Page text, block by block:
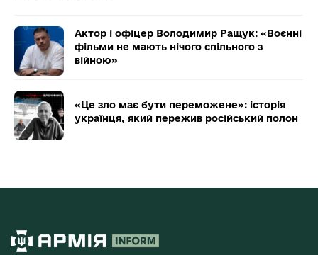
Актор і офіцер Володимир Ращук: «Воєнні
фільми не мають нічого спільного з
війною»
«Це зло має бути переможене»: історія
українця, який пережив російський полон